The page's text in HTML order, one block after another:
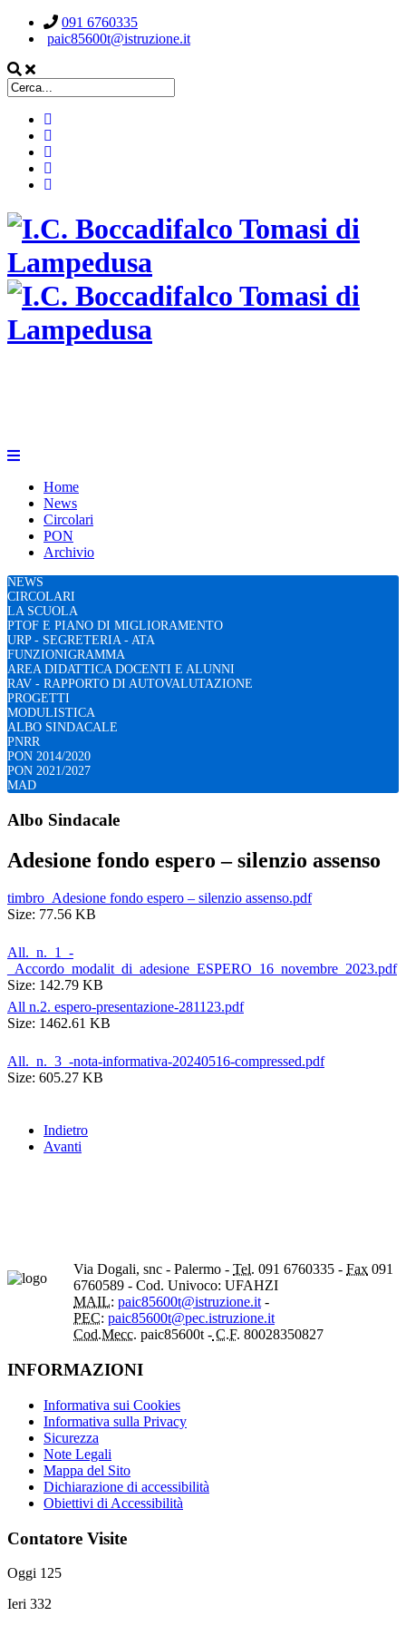
091 6760335
paic85600t@istruzione.it
Home
News
Circolari
PON
Archivio
NEWS
CIRCOLARI
LA SCUOLA
PTOF E PIANO DI MIGLIORAMENTO
URP - SEGRETERIA - ATA
FUNZIONIGRAMMA
AREA DIDATTICA DOCENTI E ALUNNI
RAV - RAPPORTO DI AUTOVALUTAZIONE
PROGETTI
MODULISTICA
ALBO SINDACALE
PNRR
PON 2014/2020
PON 2021/2027
MAD
Albo Sindacale
Adesione fondo espero – silenzio assenso
timbro_Adesione fondo espero – silenzio assenso.pdf
Size: 77.56 KB
All._n._1_-
_Accordo_modalit_di_adesione_ESPERO_16_novembre_2023.pdf
Size: 142.79 KB
All n.2. espero-presentazione-281123.pdf
Size: 1462.61 KB
All._n._3_-nota-informativa-20240516-compressed.pdf
Size: 605.27 KB
Indietro
Avanti
Via Dogali, snc - Palermo - Tel. 091 6760335 - Fax 091
6760589 - Cod. Univoco: UFAHZI
MAIL: paic85600t@istruzione.it-
PEC: paic85600t@pec.istruzione.it
Cod.Mecc. paic85600t - C.F. 80028350827
INFORMAZIONI
Informativa sui Cookies
Informativa sulla Privacy
Sicurezza
Note Legali
Mappa del Sito
Dichiarazione di accessibilità
Obiettivi di Accessibilità
Contatore Visite
Oggi 125
Ieri 332